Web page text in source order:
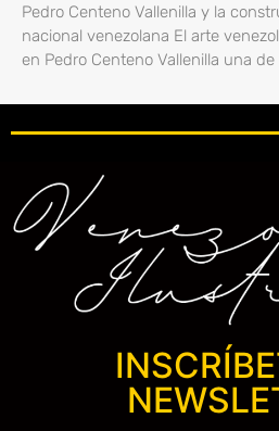
Pedro Centeno Vallenilla y la
nacional venezolana El arte
en Pedro Centeno Vallenilla una de